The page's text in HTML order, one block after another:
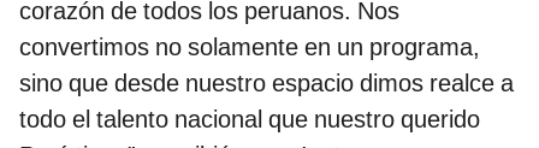
corazón de todos los peruanos. Nos
convertimos no solamente en un programa,
sino que desde nuestro espacio dimos realce a
todo el talento nacional que nuestro querido